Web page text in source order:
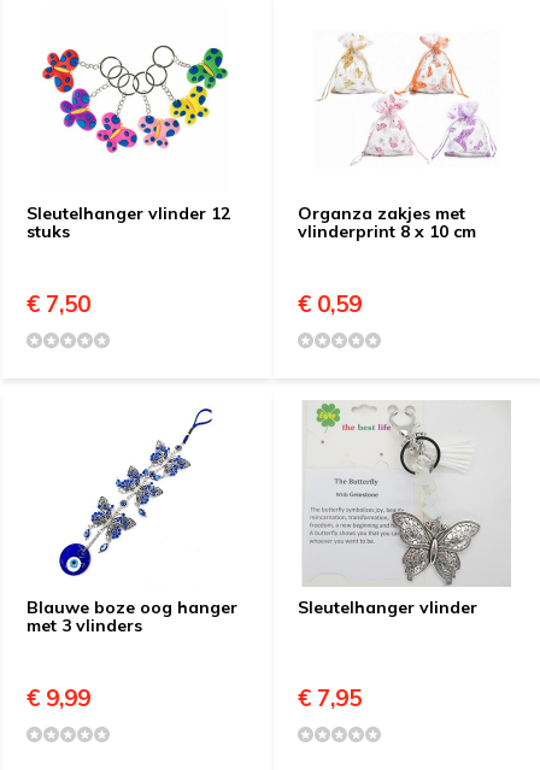
Sleutelhanger vlinder 12
stuks
€ 7,50
Organza zakjes met
vlinderprint 8 x 10 cm
€ 0,59
Blauwe boze oog hanger
met 3 vlinders
€ 9,99
Sleutelhanger vlinder
€ 7,95